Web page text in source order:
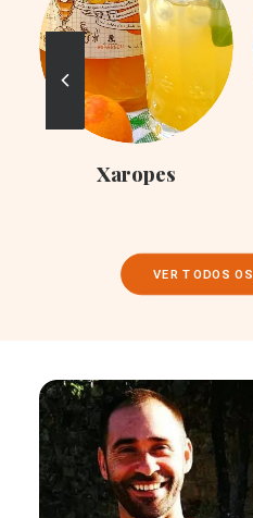
Xaropes
VER TODOS